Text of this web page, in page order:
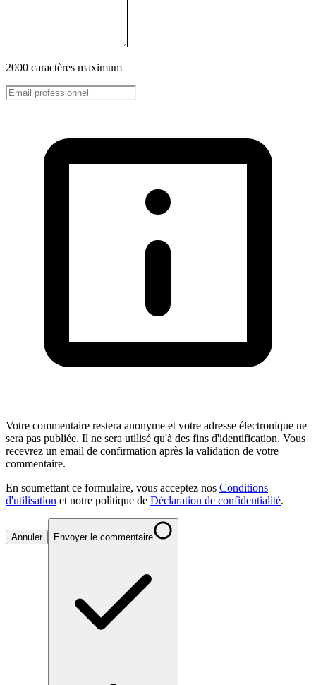
2000 caractères maximum
Votre commentaire restera anonyme et votre adresse électronique ne
sera pas publiée. Il ne sera utilisé qu'à des fins d'identification. Vous
recevrez un email de confirmation après la validation de votre
commentaire.
En soumettant ce formulaire, vous acceptez nos Conditions
d'utilisation et notre politique de Déclaration de confidentialité.
Annuler Envoyer le commentaire